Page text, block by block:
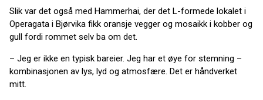
Slik var det også med Hammerhai, der det L-formede lokalet i
Operagata i Bjørvika fikk oransje vegger og mosaikk i kobber og
gull fordi rommet selv ba om det.
– Jeg er ikke en typisk bareier. Jeg har et øye for stemning –
kombinasjonen av lys, lyd og atmosfære. Det er håndverket
mitt.